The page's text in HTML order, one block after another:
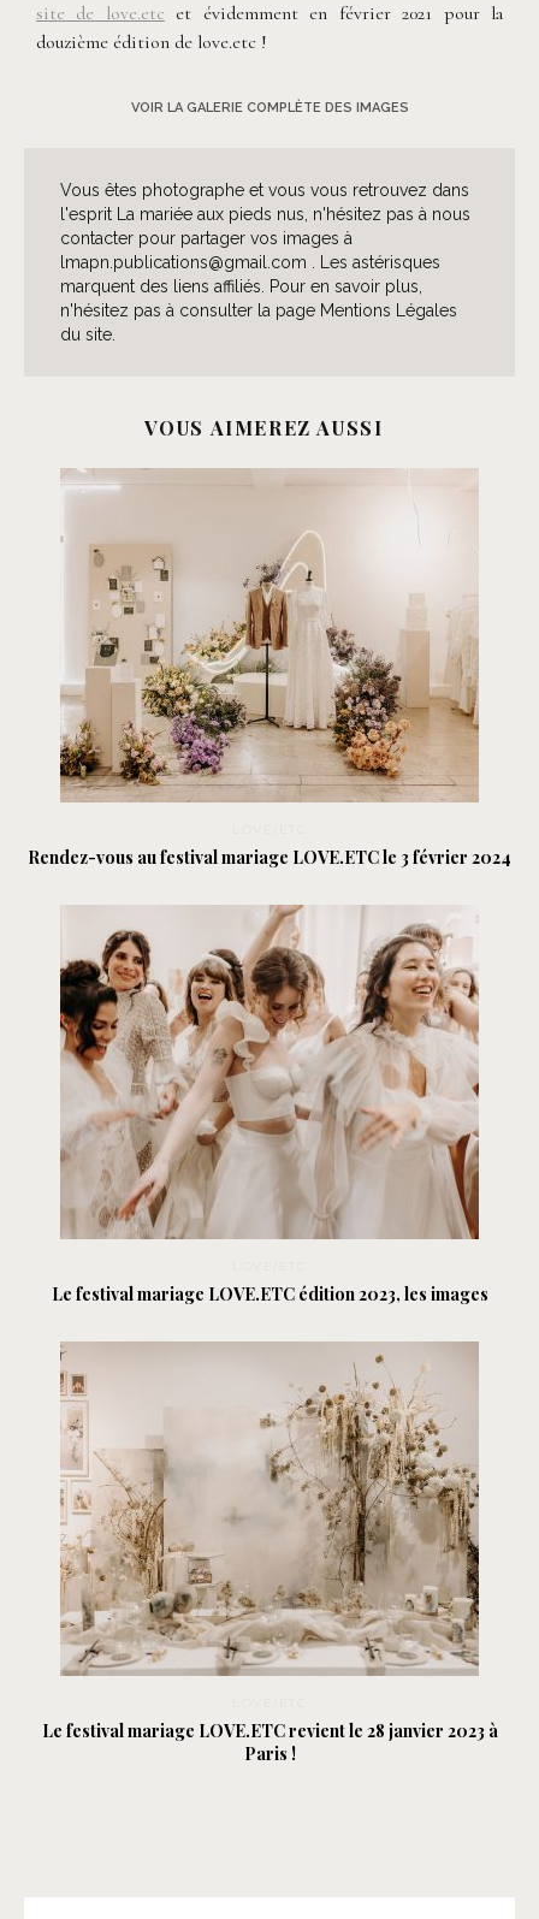
site de love.etc et évidemment en février 2021 pour la
douzième édition de love.etc !
VOIR LA GALERIE COMPLÈTE DES IMAGES
Vous êtes photographe et vous vous retrouvez dans
l'esprit La mariée aux pieds nus, n'hésitez pas à nous
contacter pour partager vos images à
lmapn.publications@gmail.com . Les astérisques
marquent des liens affiliés. Pour en savoir plus,
n'hésitez pas à consulter la page Mentions Légales
du site.
VOUS AIMEREZ AUSSI
Rendez-vous au festival mariage LOVE.ETC le 3 février 2024
Le festival mariage LOVE.ETC édition 2023, les images
Le festival mariage LOVE.ETC revient le 28 janvier 2023 à
Paris !